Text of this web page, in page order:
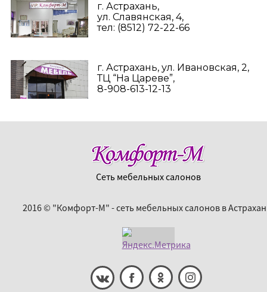
г. Астрахань,
ул. Славянская, 4,
тел: (8512) 72-22-66
г. Астрахань, ул. Ивановская, 2,
ТЦ “На Цареве”,
8-908-613-12-13
Сеть мебельных салонов
2016 © "Комфорт-М" - сеть мебельных салонов в